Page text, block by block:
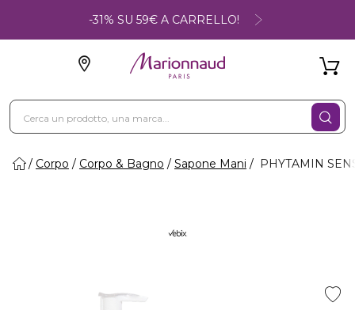
-31% SU 59€ A CARRELLO!
Corpo Corpo & Bagno Sapone Mani PHYTAMIN